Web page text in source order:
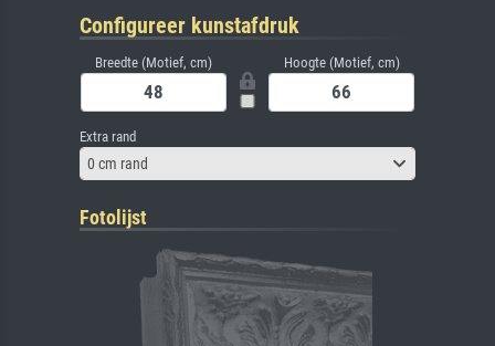
Configureer kunstafdruk
Breedte (Motief, cm) Hoogte (Motief, cm)
Extra rand
0 cm rand
Fotolijst